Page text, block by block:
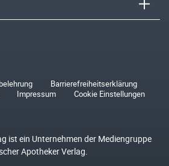
Barrierefreiheitserklärung
Impressum Cookie Einstellungen
ist ein Unternehmen der Mediengruppe
Apotheker Verlag.